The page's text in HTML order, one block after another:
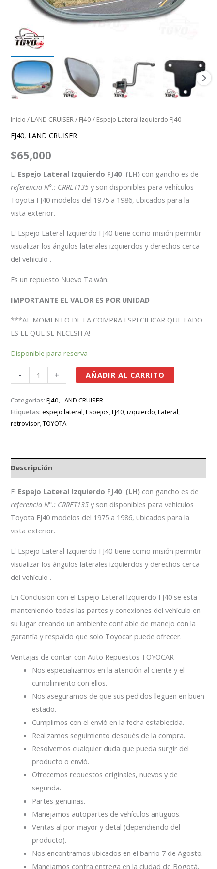
Inicio / LAND CRUISER/ FJ40 / Espejo Lateral Izquierdo FJ40
FJ40, LAND CRUISER
$65,000
El Espejo Lateral Izquierdo FJ40 (LH) con gancho es de
referencia N°.: CRRET135 y son disponibles para vehículos
Toyota FJ40 modelos del 1975 a 1986, ubicados para la
vista exterior.
El Espejo Lateral Izquierdo FJ40 tiene como misión permitir
visualizar los ángulos laterales izquierdos y derechos cerca
del vehículo .
Es un repuesto Nuevo Taiwán.
IMPORTANTE EL VALOR ES POR UNIDAD
***AL MOMENTO DE LA COMPRA ESPECIFICAR QUE LADO
ES EL QUE SE NECESITA!
Disponible para reserva
- + AÑADIR AL CARRITO
Categorías:FJ40,LAND CRUISER
Etiquetas:espejo lateral,Espejos,FJ40,izquierdo,Lateral,
retrovisor,TOYOTA
Descripción
El Espejo Lateral Izquierdo FJ40 (LH) con gancho es de
referencia N°.: CRRET135 y son disponibles para vehículos
Toyota FJ40 modelos del 1975 a 1986, ubicados para la
vista exterior.
El Espejo Lateral Izquierdo FJ40 tiene como misión permitir
visualizar los ángulos laterales izquierdos y derechos cerca
del vehículo .
En Conclusión con el Espejo Lateral Izquierdo FJ40 se está
manteniendo todas las partes y conexiones del vehículo en
su lugar creando un ambiente confiable de manejo con la
garantía y respaldo que solo Toyocar puede ofrecer.
Ventajas de contar con Auto Repuestos TOYOCAR
Nos especializamos en la atención al cliente y el
cumplimiento con ellos.
Nos aseguramos de que sus pedidos lleguen en buen
estado.
Cumplimos con el envió en la fecha establecida.
Realizamos seguimiento después de la compra.
Resolvemos cualquier duda que pueda surgir del
producto o envió.
Ofrecemos repuestos originales, nuevos y de
segunda.
Partes genuinas.
Manejamos autopartes de vehículos antiguos.
Ventas al por mayor y detal (dependiendo del
producto).
Nos encontramos ubicados en el barrio 7 de Agosto.
Manejamos contra entrega en la ciudad de Bogotá.